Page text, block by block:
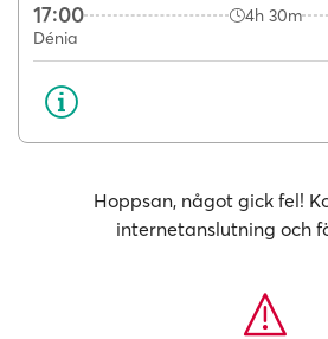
17:00 4h 30m
Dénia
Hoppsan, något gick fel!
internetanslutning och